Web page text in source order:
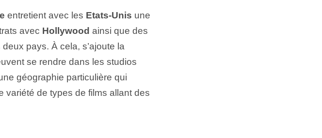
entretient avec les Etats-Unis une
avec Hollywood ainsi que des
pays. À cela, s’ajoute la
se rendre dans les studios
géographie particulière qui
variété de types de films allant des